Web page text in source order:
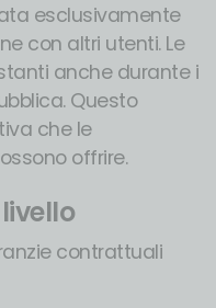
esclusivamente
con altri utenti. Le
anche durante i
Questo
che le
offrire.
contrattuali